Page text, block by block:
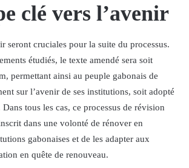
clé vers l’avenir
seront cruciales pour la suite du processus.
étudiés, le texte amendé sera soit
permettant ainsi au peuple gabonais de
sur l’avenir de ses institutions, soit adopté
tous les cas, ce processus de révision
dans une volonté de rénover en
gabonaises et de les adapter aux
en quête de renouveau.